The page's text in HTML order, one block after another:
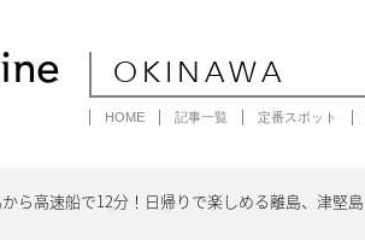
OKINAWA
HOME 記事一覧 定番スポット
ら高速船で12分！日帰りで楽しめる離島、津堅島